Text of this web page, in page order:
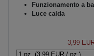
Funzionamento a
Luce calda
3,99